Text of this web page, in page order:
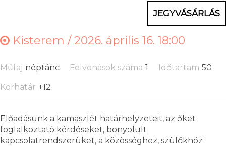
JEGYVÁSÁRLÁS
Kisterem /2026. április 16. 18:00
Műfaj néptánc Felvonások száma 1 Időtartam 50
Korhatár +12
Előadásunk a kamaszlét határhelyzeteit, az őket
foglalkoztató kérdéseket, bonyolult
kapcsolatrendszerüket, a közösséghez, szülőkhöz